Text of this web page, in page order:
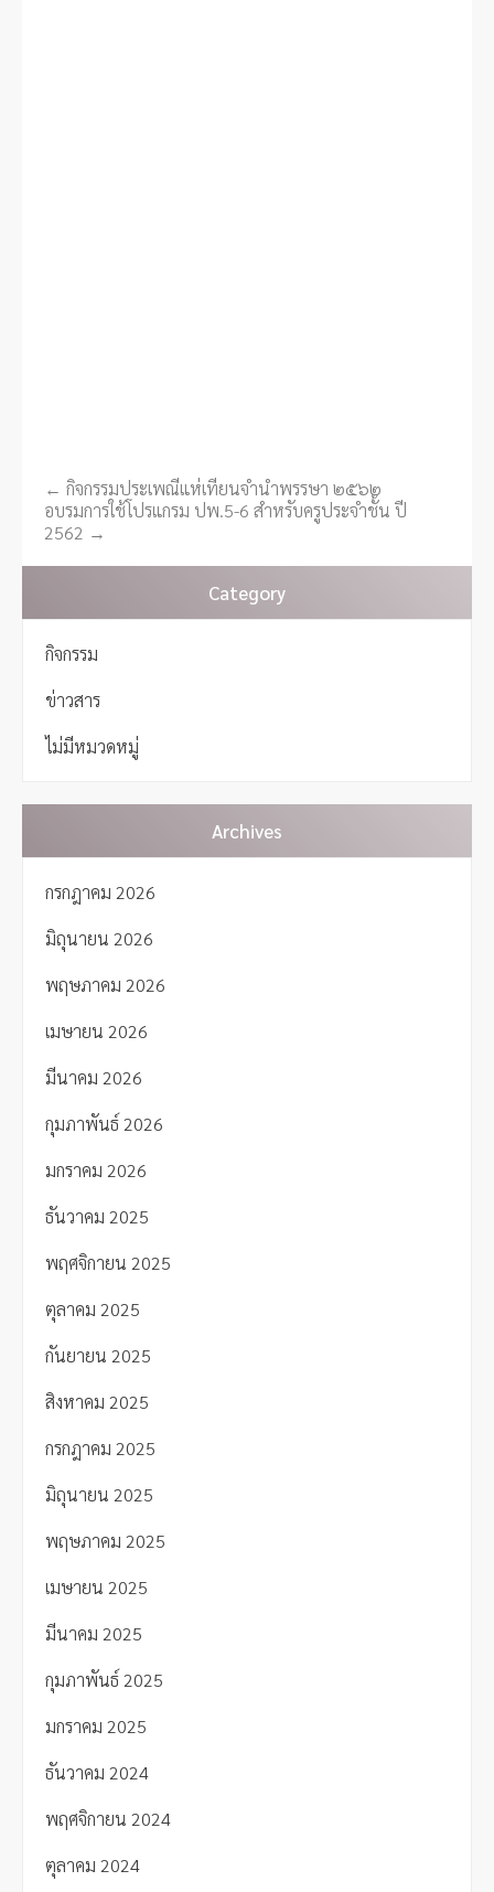
P
o
s
t
v
g
a
← กิจกรรมประเพณีแห่เทียนจำนำพรรษา ๒๕๖๒
อบรมการใช้โปรแกรม ปพ.5-6 สำหรับครูประจำชั้น ปี
2562 →
Category
กิจกรรม
ข่าวสาร
ไม่มีหมวดหมู่
Archives
กรกฎาคม 2026
มิถุนายน 2026
พฤษภาคม 2026
เมษายน 2026
มีนาคม 2026
กุมภาพันธ์ 2026
มกราคม 2026
ธันวาคม 2025
พฤศจิกายน 2025
ตุลาคม 2025
กันยายน 2025
สิงหาคม 2025
กรกฎาคม 2025
มิถุนายน 2025
พฤษภาคม 2025
เมษายน 2025
มีนาคม 2025
กุมภาพันธ์ 2025
มกราคม 2025
ธันวาคม 2024
พฤศจิกายน 2024
ตุลาคม 2024